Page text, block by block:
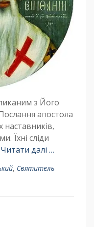
з Його
апостола
наставників,
Їхні сліди
Читати далі …
, Святитель